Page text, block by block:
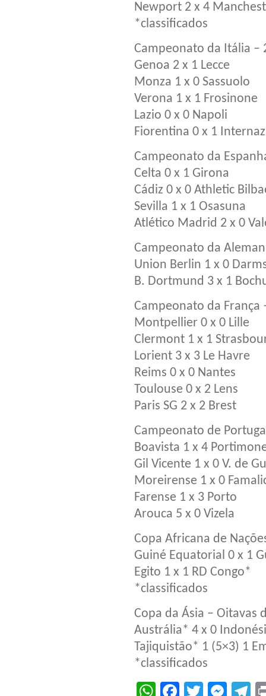
Newport 2 x 4
*classificados
Campeonato da Itália –
Genoa 2 x 1 Lecce
Monza 1 x 0 Sassuolo
Verona 1 x 1 Frosinone
Lazio 0 x 0 Napoli
Fiorentina 0 x 1
Campeonato da
Celta 0 x 1 Girona
Cádiz 0 x 0 Athletic
Sevilla 1 x 1 Osasuna
Atlético Madrid 2 x 0
Campeonato da
Union Berlin 1 x 0
B. Dortmund 3 x 1
Campeonato da França
Montpellier 0 x 0 Lille
Clermont 1 x 1
Lorient 3 x 3 Le Havre
Reims 0 x 0 Nantes
Toulouse 0 x 2 Lens
Paris SG 2 x 2 Brest
Campeonato de
Boavista 1 x 4
Gil Vicente 1 x 0 V. de
Moreirense 1 x 0
Farense 1 x 3 Porto
Arouca 5 x 0 Vizela
Copa Africana de
Guiné Equatorial 0 x 1
Egito 1 x 1 RD Congo*
*classificados
Copa da Ásia – Oitavas
Austrália* 4 x 0
Tajiquistão* 1 (5×3) 1
*classificados
WhatsApp
Facebook
Twitter